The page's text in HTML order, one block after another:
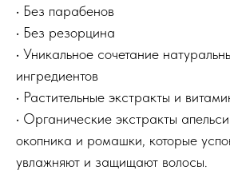
• Без парабенов
• Без резорцина
• Уникальное сочетание
ингредиентов
• Растительные экстракты и
• Органические экстракты
окопника и ромашки, которые
увлажняют и защищают волосы.
Каталог
Популярное
Бренды
Блог
О компании
Реквизиты
telegram-канал